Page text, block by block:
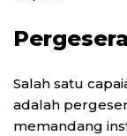
Salah satu
adalah
memandang